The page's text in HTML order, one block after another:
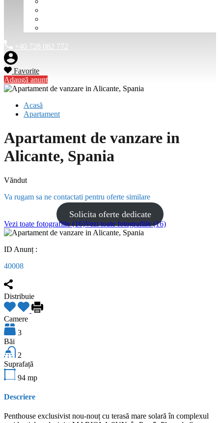
+40 728 082 772
Favorite
Adaugă anunț
Acasă
Apartament
Apartament de vanzare in
Alicante, Spania
Văndut
Va rugam sa ne contactati pentru oferte similare
Solicita oferte dedicate
Vezi toate fotografiile (16)Vezi toate fotografiile (16)
ID Anunț :
40008
Distribuie
Camere
3
Băi
2
Suprafață
94 mp
Descriere
Penthouse exclusivist nou-nouț cu terasă mare solară în complexul